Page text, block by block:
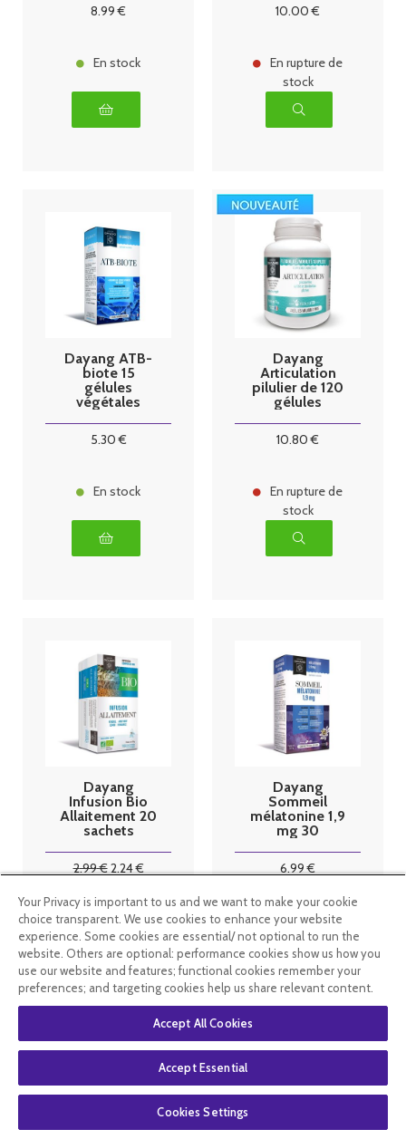
8.99 €
En stock
10.00 €
En rupture de
stock
Dayang ATB-
biote 15
gélules
végétales
5.30€
En stock
Dayang
Articulation
pilulier de 120
gélules
10.80 €
En rupture de
stock
Dayang
Infusion Bio
Allaitement 20
sachets
2.99€2.24€
En stock
Dayang
Sommeil
mélatonine 1,9
mg 30
6.99 €
En rupture de
stock
Your Privacy is important to us and we want to make your cookie
choice transparent. We use cookies to enhance your website
experience. Some cookies are essential/ not optional to run the
website. Others are optional: performance cookies show us how you
use our website and features; functional cookies remember your
preferences; and targeting cookies help us share relevant content.
Accept All Cookies
Accept Essential
Cookies Settings